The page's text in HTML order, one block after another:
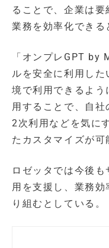
ることで、企業は
業務を効率化できる
「オンプレGPT by
ルを安全に利用し
境で利用できるよう
用することで、自
2次利用などを気に
たカスタマイズが可
ロゼッタでは今後
用を支援し、業務
り組むとしている。